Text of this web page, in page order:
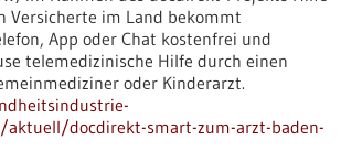
Versicherte im Land bekommt
App oder Chat kostenfrei und
telemedizinische Hilfe durch einen
oder Kinderarzt.
docdirekt-smart-zum-arzt-baden-